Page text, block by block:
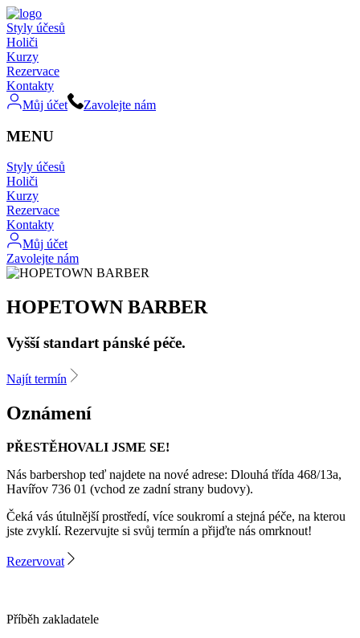
Styly účesů
Holiči
Kurzy
Rezervace
Kontakty
Můj účet
Zavolejte nám
MENU
Styly účesů
Holiči
Kurzy
Rezervace
Kontakty
Můj účet
Zavolejte nám
HOPETOWN BARBER
Vyšší standart pánské péče.
Najít termín
Oznámení
PŘESTĚHOVALI JSME SE!
Nás barbershop teď najdete na nové adrese: Dlouhá třída 468/13a,
Havířov 736 01 (vchod ze zadní strany budovy).
Čeká vás útulnější prostředí, více soukromí a stejná péče, na kterou
jste zvyklí. Rezervujte si svůj termín a přijďte nás omrknout!
Rezervovat
Příběh zakladatele